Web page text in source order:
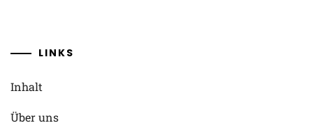
LINKS
Inhalt
Über uns